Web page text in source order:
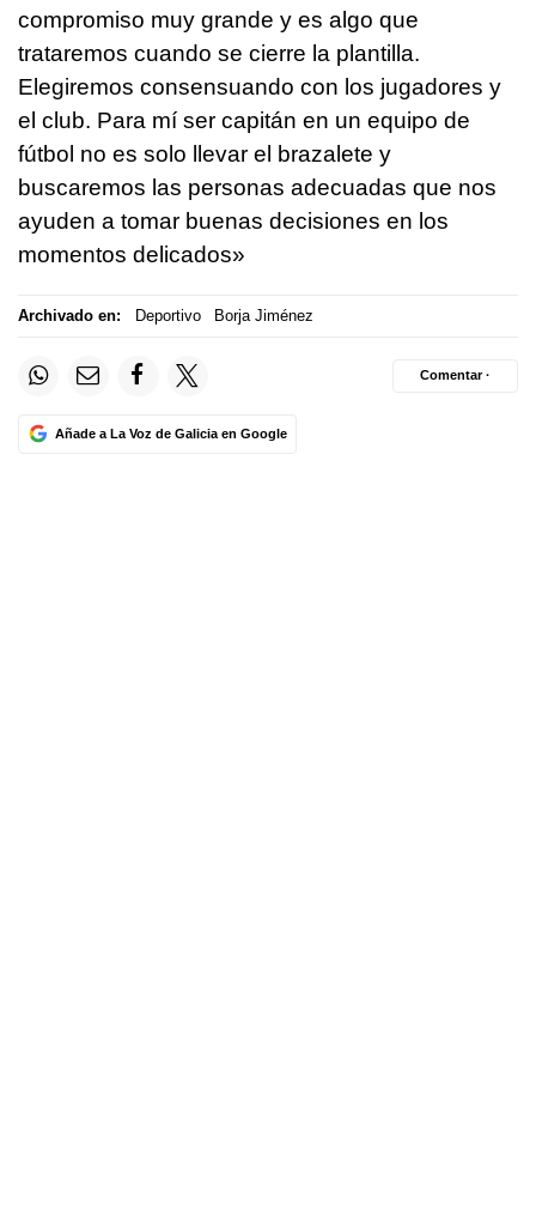
compromiso muy grande y es algo que
trataremos cuando se cierre la plantilla.
Elegiremos consensuando con los jugadores y
el club. Para mí ser capitán en un equipo de
fútbol no es solo llevar el brazalete y
buscaremos las personas adecuadas que nos
ayuden a tomar buenas decisiones en los
momentos delicados»
Archivado en: Deportivo Borja Jiménez
Añade a La Voz de Galicia en Google
Comentar ·